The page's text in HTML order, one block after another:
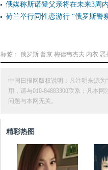
俄媒称斯诺登父亲将在未来3周
荷兰举行同性恋游行 “俄罗斯警
标签： 俄罗斯 普京 梅德韦杰夫 内衣 恶
中国日报网版权说明：凡注明来源
用，请与010-84883300联系；凡本
问题与本网无关。
精彩热图